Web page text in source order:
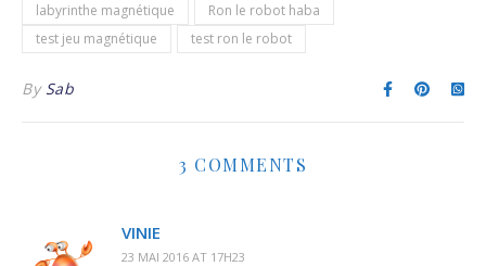
labyrinthe magnétique
Ron le robot haba
test jeu magnétique
test ron le robot
By Sab
3 COMMENTS
VINIE
23 MAI 2016 AT 17H23